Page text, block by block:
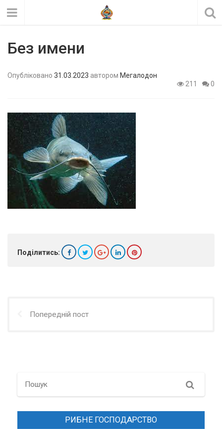
Без имени
Опубліковано 31.03.2023 автором Мегалодон
211
0
Поділитись:
Попередній пост
Search
РИБНЕ ГОСПОДАРСТВО